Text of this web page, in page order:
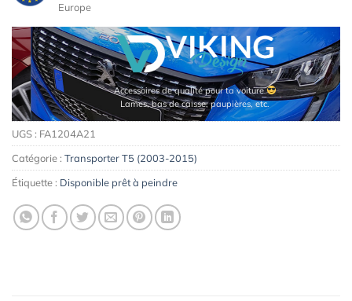
Europe
Accessoires de qualité pour ta voiture
Lames, bas de caisse, paupières, etc.
UGS : FA1204A21
Catégorie : Transporter T5 (2003-2015)
Étiquette : Disponible prêt à peindre